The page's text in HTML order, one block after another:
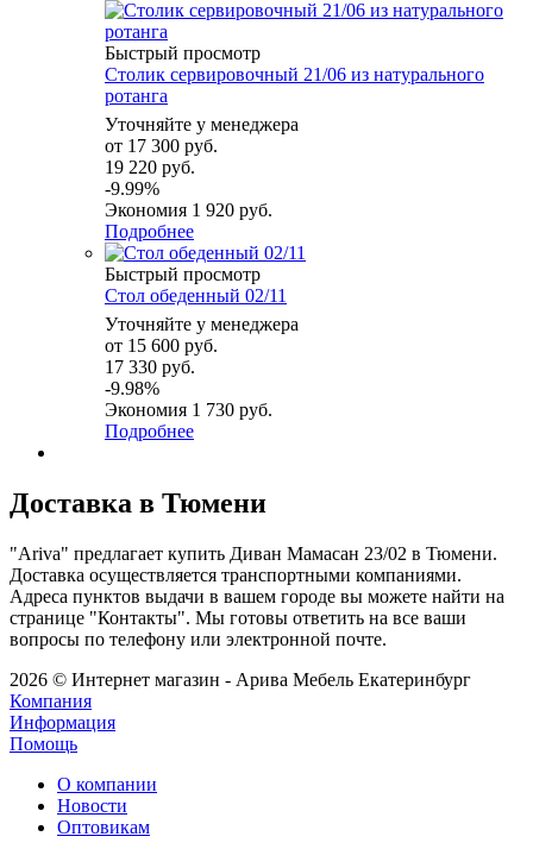
Быстрый просмотр
Столик сервировочный 21/06 из натурального
ротанга
Уточняйте у менеджера
от 17 300 руб.
19 220 руб.
-9.99%
Экономия 1 920 руб.
Подробнее
Быстрый просмотр
Стол обеденный 02/11
Уточняйте у менеджера
от 15 600 руб.
17 330 руб.
-9.98%
Экономия 1 730 руб.
Подробнее
Доставка в Тюмени
"Ariva" предлагает купить Диван Мамасан 23/02 в Тюмени.
Доставка осуществляется транспортными компаниями.
Адреса пунктов выдачи в вашем городе вы можете найти на
странице "Контакты". Мы готовы ответить на все ваши
вопросы по телефону или электронной почте.
2026 © Интернет магазин - Арива Мебель Екатеринбург
Компания
Информация
Помощь
О компании
Новости
Оптовикам